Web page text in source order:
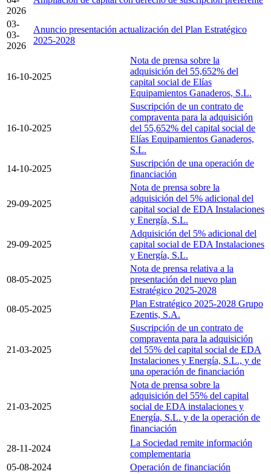
2026
03-
03-
2026
Anuncio presentación actualización del Plan Estratégico
2025-2028
16-10-2025
Nota de prensa sobre la
adquisición del 55,652% del
capital social de Elías
Equipamientos Ganaderos, S.L.
16-10-2025
Suscripción de un contrato de
compraventa para la adquisición
del 55,652% del capital social de
Elías Equipamientos Ganaderos,
S.L.
14-10-2025
Suscripción de una operación de
financiación
29-09-2025
Nota de prensa sobre la
adquisición del 5% adicional del
capital social de EDA Instalaciones
y Energía, S.L.
29-09-2025
Adquisición del 5% adicional del
capital social de EDA Instalaciones
y Energía, S.L.
08-05-2025
Nota de prensa relativa a la
presentación del nuevo plan
Estratégico 2025-2028
08-05-2025
Plan Estratégico 2025-2028 Grupo
Ezentis, S.A.
21-03-2025
Suscripción de un contrato de
compraventa para la adquisición
del 55% del capital social de EDA
Instalaciones y Energía, S.L., y de
una operación de financiación
21-03-2025
Nota de prensa sobre la
adquisición del 55% del capital
social de EDA instalaciones y
Energía, S.L. y de la operación de
financiación
28-11-2024
La Sociedad remite información
complementaria
05-08-2024
Operación de financiación